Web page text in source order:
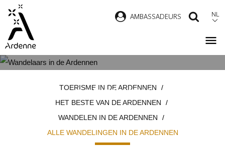
Overslaan
naar
inhoud
AMBASSADEURS NL
ARDENNEN
TOERISME IN DE ARDENNEN
HET BESTE VAN DE ARDENNEN
WANDELEN IN DE ARDENNEN
ALLE WANDELINGEN IN DE ARDENNEN